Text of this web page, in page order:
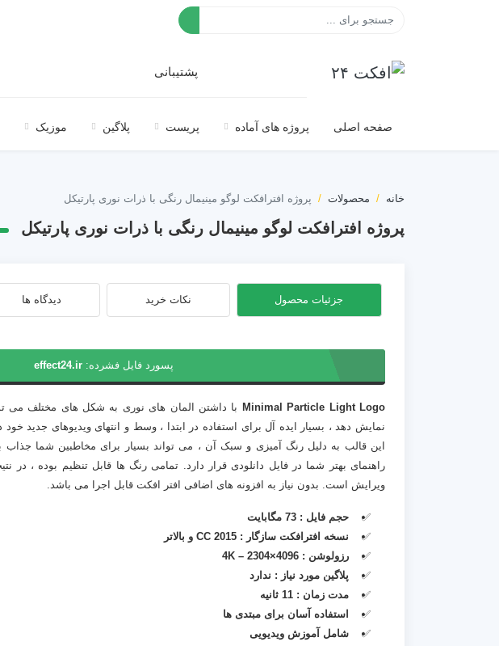
پشتیبانی
صفحه اصلی پروژه های آماده پریست پلاگین موزیک
خانه محصولات پروژه افترافکت لوگو مینیمال رنگی با ذرات نوری پارتیکل
پروژه افترافکت لوگو مینیمال رنگی با ذرات نوری پارتیکل
جزئیات محصول نکات خرید دیدگاه ها
پسورد فایل فشرده:effect24.ir
Minimal Particle Light Logo
با داشتن المان های نوری به شکل های مختلف می
نمایش دهد ، بسیار ایده آل برای استفاده در ابتدا ، وسط و انتهای ویدیوهای جدید
این قالب به دلیل رنگ آمیزی و سبک آن ، می تواند بسیار برای مخاطبین شما
راهنمای بهتر شما در فایل دانلودی قرار دارد. تمامی رنگ ها قابل تنظیم بوده ، در
ویرایش است. بدون نیاز به افزونه های اضافی افتر افکت قابل اجرا می باشد.
حجم فایل : 73 مگابایت
نسخه افترافکت سازگار :
رزولوشن :
پلاگین مورد نیاز : ندارد
مدت زمان : 11 ثانیه
استفاده آسان برای مبتدی ها
شامل آموزش ویدیویی